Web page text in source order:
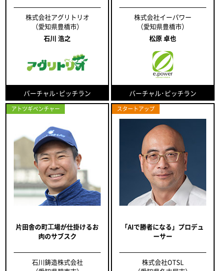
株式会社アグリトリオ
（愛知県豊橋市）
石川 浩之
バーチャル･ピッチラン
株式会社イーパワー
（愛知県豊橋市）
松原 卓也
バーチャル･ピッチラン
アトツギベンチャー
片田舎の町⼯場が仕掛けるお
⾁のサブスク
石川鋳造株式会社
スタートアップ
「AIで勝者になる」プロデュ
ーサー
株式会社OTSL